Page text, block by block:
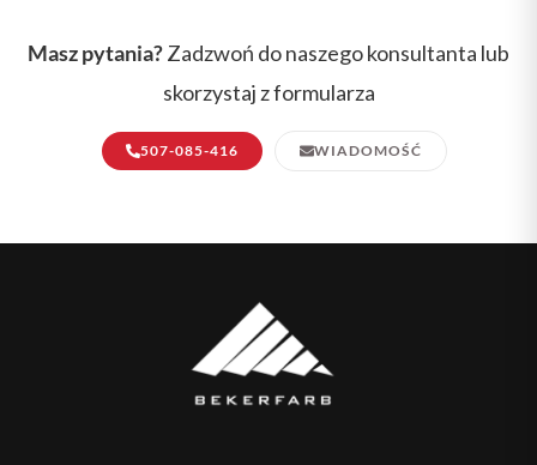
Masz pytania?Zadzwoń do naszego konsultanta lub
skorzystaj z formularza
507-085-416 WIADOMOŚĆ